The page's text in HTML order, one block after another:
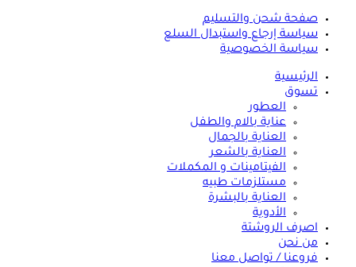
صفحة شحن والتسليم
سياسة إرجاع واستبدال السلع
سياسة الخصوصية
الرئيسية
تسوق
العطور
عناية بالام والطفل
العناية بالجمال
العناية بالشعر
الفيتامينات و المكملات
مستلزمات طبيه
العناية بالبشرة
الأدوية
اصرف الروشتة
من نحن
فروعنا / تواصل معنا